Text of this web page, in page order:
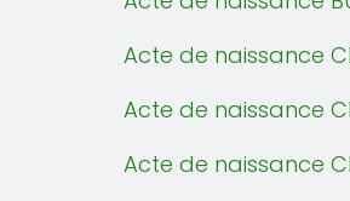
Acte de naissance
Acte de naissance
Acte de naissance